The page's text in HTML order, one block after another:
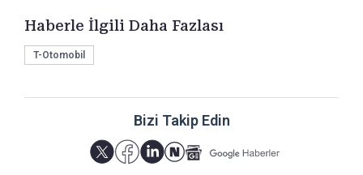
Haberle İlgili Daha Fazlası
T-Otomobil
Bizi Takip Edin